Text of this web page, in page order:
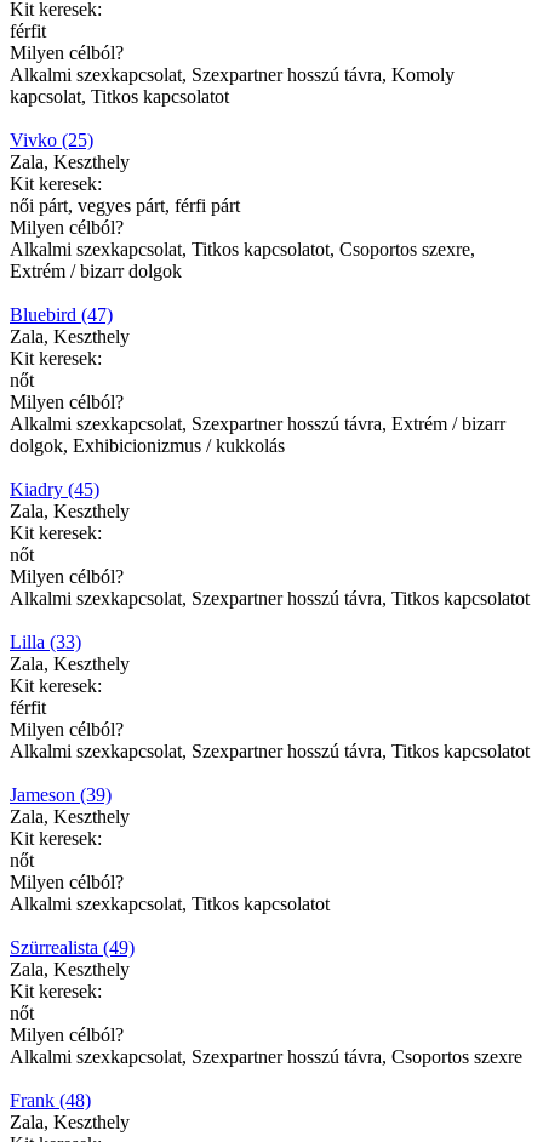
Kit keresek:
férfit
Milyen célból?
Alkalmi szexkapcsolat, Szexpartner hosszú távra, Komoly
kapcsolat, Titkos kapcsolatot
Vivko (25)
Zala, Keszthely
Kit keresek:
női párt, vegyes párt, férfi párt
Milyen célból?
Alkalmi szexkapcsolat, Titkos kapcsolatot, Csoportos szexre,
Extrém / bizarr dolgok
Bluebird (47)
Zala, Keszthely
Kit keresek:
nőt
Milyen célból?
Alkalmi szexkapcsolat, Szexpartner hosszú távra, Extrém / bizarr
dolgok, Exhibicionizmus / kukkolás
Kiadry (45)
Zala, Keszthely
Kit keresek:
nőt
Milyen célból?
Alkalmi szexkapcsolat, Szexpartner hosszú távra, Titkos kapcsolatot
Lilla (33)
Zala, Keszthely
Kit keresek:
férfit
Milyen célból?
Alkalmi szexkapcsolat, Szexpartner hosszú távra, Titkos kapcsolatot
Jameson (39)
Zala, Keszthely
Kit keresek:
nőt
Milyen célból?
Alkalmi szexkapcsolat, Titkos kapcsolatot
Szürrealista (49)
Zala, Keszthely
Kit keresek:
nőt
Milyen célból?
Alkalmi szexkapcsolat, Szexpartner hosszú távra, Csoportos szexre
Frank (48)
Zala, Keszthely